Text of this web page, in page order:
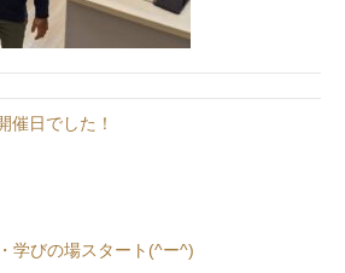
催日でした！
学びの場スタート(^ー^)